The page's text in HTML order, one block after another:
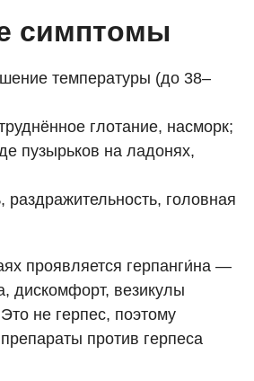
исследования
томография
терапии
состояний
симптомы
температуры (до 38–
глотание, насморк;
пузырьков на ладонях,
головная
проявляется герпанги́на —
дискомфорт, везикулы
не герпес, поэтому
против герпеса